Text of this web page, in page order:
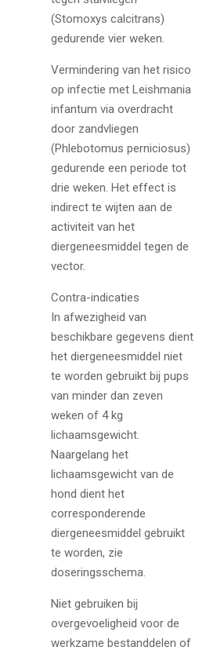
(Stomoxys calcitrans)
gedurende vier weken.
Vermindering van het risico
op infectie met Leishmania
infantum via overdracht
door zandvliegen
(Phlebotomus perniciosus)
gedurende een periode tot
drie weken. Het effect is
indirect te wijten aan de
activiteit van het
diergeneesmiddel tegen de
vector.
Contra-indicaties
In afwezigheid van
beschikbare gegevens dient
het diergeneesmiddel niet
te worden gebruikt bij pups
van minder dan zeven
weken of 4 kg
lichaamsgewicht.
Naargelang het
lichaamsgewicht van de
hond dient het
corresponderende
diergeneesmiddel gebruikt
te worden, zie
doseringsschema.
Niet gebruiken bij
overgevoeligheid voor de
werkzame bestanddelen of